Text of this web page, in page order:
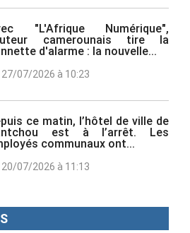
"L'Afrique Numérique",
camerounais tire la
d'alarme : la nouvelle...
27/07/2026 à 10:23
ce matin, l’hôtel de ville de
est à l’arrêt. Les
communaux ont...
20/07/2026 à 11:13